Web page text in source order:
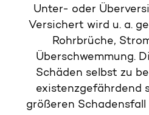
Unter- oder
Versichert wird u. a.
Rohrbrüche,
Überschwemmung.
Schäden selbst zu
existenzgefährdend
größeren Schadensfall